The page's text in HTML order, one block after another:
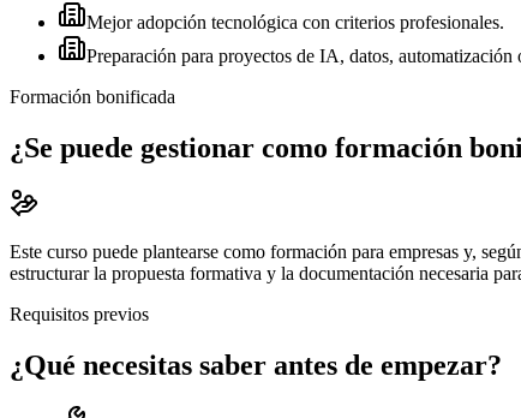
Mejor adopción tecnológica con criterios profesionales.
Preparación para proyectos de IA, datos, automatización
Formación bonificada
¿Se puede gestionar como formación
Este curso puede plantearse como formación para empresas y,
estructurar la propuesta formativa y la documentación necesaria
Requisitos previos
¿Qué necesitas saber antes de empezar?